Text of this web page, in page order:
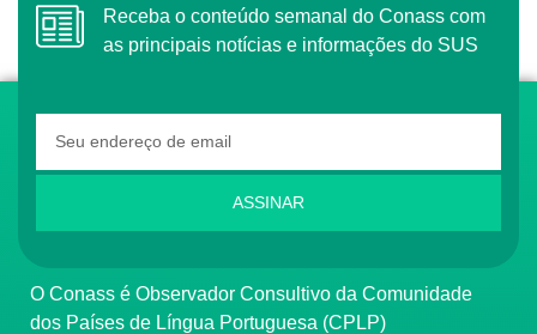
Receba o conteúdo semanal do Conass com
as principais notícias e informações do SUS
ASSINAR
O Conass é Observador Consultivo da Comunidade
dos Países de Língua Portuguesa (CPLP)